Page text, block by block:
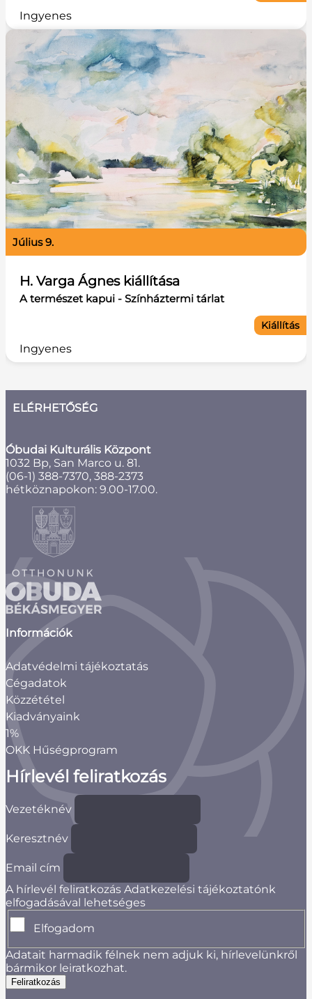
Ingyenes
H. Varga Ágnes kiállítása
A természet kapui - Színháztermi tárlat
július 9.
Ingyenes
Kiállítás
ELÉRHETŐSÉG
Óbudai Kulturális Központ
1032 Bp, San Marco u. 81.
(06-1) 388-7370, 388-2373
hétköznapokon: 9.00-17.00.
Információk
Adatvédelmi tájékoztatás
Cégadatok
Közzététel
Kiadványaink
1%
OKK Hűségprogram
Hírlevél feliratkozás
Vezetéknév
Keresztnév
Email cím
A hírlevél feliratkozás Adatkezelési tájékoztatónk
elfogadásával lehetséges
Elfogadom
Adatait harmadik félnek nem adjuk ki, hírlevelünkről
bármikor leiratkozhat.